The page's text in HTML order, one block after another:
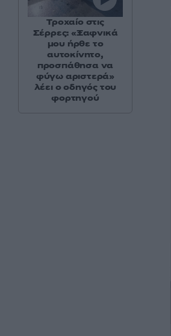
Τροχαίο στις
Σέρρες: «Ξαφνικά
μου ήρθε το
αυτοκίνητο,
προσπάθησα να
φύγω αριστερά»
λέει ο οδηγός του
φορτηγού